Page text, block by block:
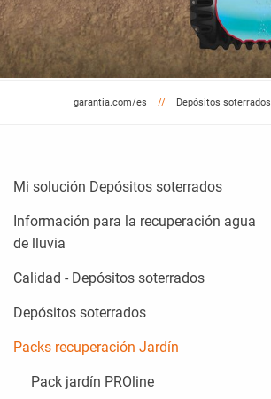
garantia.com/es Depósitos soterrados
Mi solución Depósitos soterrados
Información para la recuperación agua
de lluvia
Calidad - Depósitos soterrados
Depósitos soterrados
Packs recuperación Jardín
Pack jardín PROline